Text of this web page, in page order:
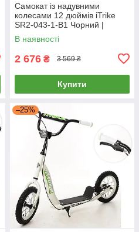
Самокат із надувними
колесами 12 дюймів iTrike
SR2-043-1-B1 Чорний |
Самокат для підлітка
В наявності
2 676 ₴ 3 569 ₴
Купити
–25%